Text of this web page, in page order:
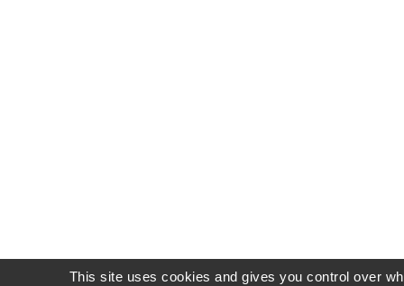
This site uses cookies and gives you control over